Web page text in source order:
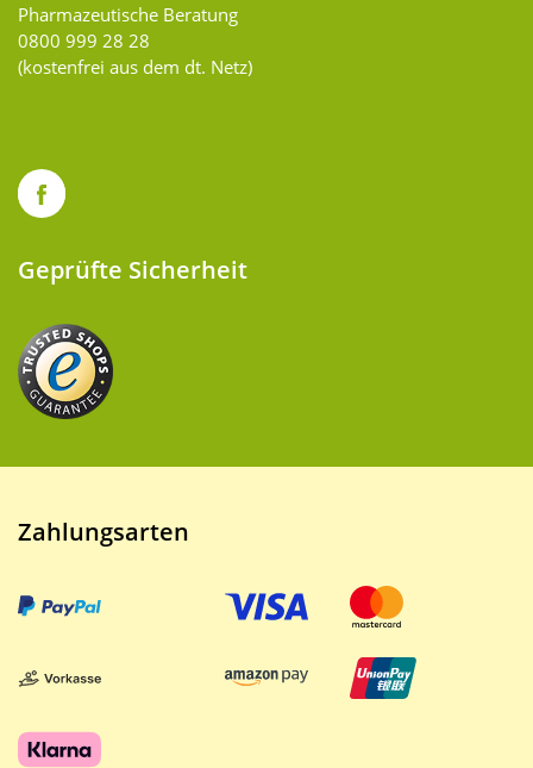
Pharmazeutische Beratung
0800 999 28 28
(kostenfrei aus dem dt. Netz)
Geprüfte Sicherheit
Zahlungsarten